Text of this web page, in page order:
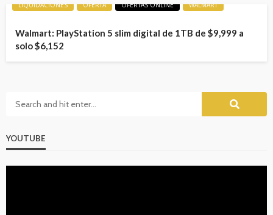
LIQUIDACIONES OFERTA OFERTAS ONLINE WALMART
Walmart: PlayStation 5 slim digital de 1TB de $9,999 a
solo $6,152
YOUTUBE